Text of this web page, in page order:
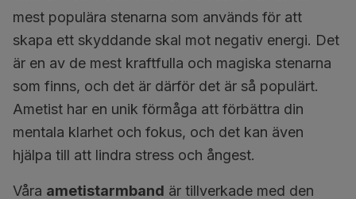
mest populära stenarna som används för att
skapa ett skyddande skal mot negativ energi. Det
är en av de mest kraftfulla och magiska stenarna
som finns, och det är därför det är så populärt.
Ametist har en unik förmåga att förbättra din
mentala klarhet och fokus, och det kan även
hjälpa till att lindra stress och ångest.
Våra ametistarmband är tillverkade med den